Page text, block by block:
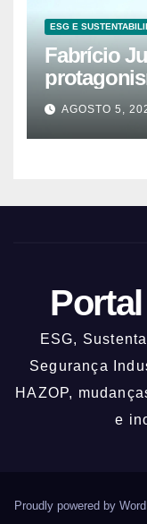
ESG E
Fabrício
AGOSTO 5,
ESG,
Segurança
HAZOP,
e
Proudly powered by